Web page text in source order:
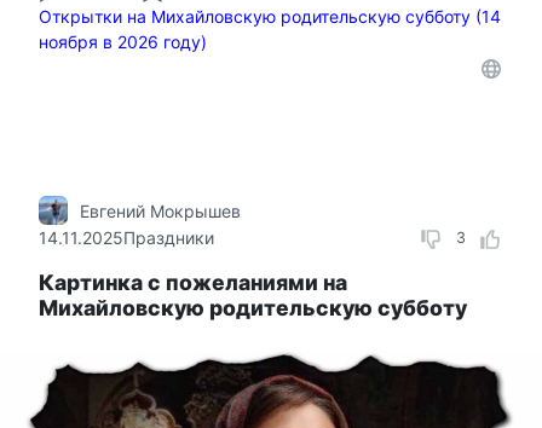
Открытки на Михайловскую родительскую субботу (14
ноября в 2026 году)
3
Евгений Мокрышев
14.11.2025Праздники
Картинка с пожеланиями на
Михайловскую родительскую субботу